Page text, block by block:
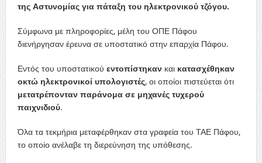
της Αστυνομίας για πάταξη του ηλεκτρονικού τζόγου.
Σύμφωνα με πληροφορίες, μέλη του ΟΠΕ Πάφου
διενήργησαν έρευνα σε υποστατικό στην επαρχία Πάφου.
Εντός του υποστατικού εντοπίστηκανκαι κατασχέθηκαν
οκτώ ηλεκτρονικοί υπολογιστές, οι οποίοι πιστεύεται ότι
μετατρέπονταν παράνομα σε μηχανές τυχερού
παιχνιδιού.
Όλα τα τεκμήρια μεταφέρθηκαν στα γραφεία του ΤΑΕ Πάφου,
το οποίο ανέλαβε τη διερεύνηση της υπόθεσης.